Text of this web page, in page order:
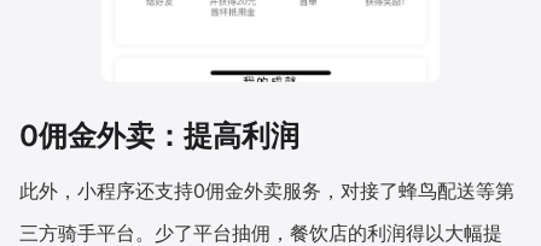
0佣金外卖：提高利润
此外，小程序还支持0佣金外卖服务，对接了蜂鸟配送等第
三方骑手平台。少了平台抽佣，餐饮店的利润得以大幅提